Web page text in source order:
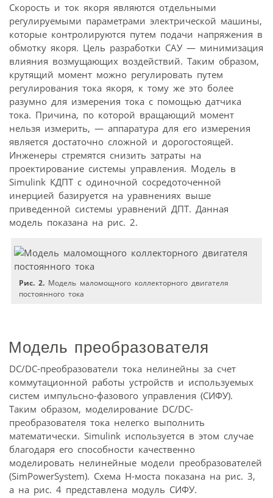
Скорость и ток якоря являются отдельными
регулируемыми параметрами электрической машины,
которые контролируются путем подачи напряжения в
обмотку якоря. Цель разработки САУ — минимизация
влияния возмущающих воздействий. Таким образом,
крутящий момент можно регулировать путем
регулирования тока якоря, к тому же это более
разумно для измерения тока с помощью датчика
тока. Причина, по которой вращающий момент
нельзя измерить, — аппаратура для его измерения
является достаточно сложной и дорогостоящей.
Инженеры стремятся снизить затраты на
проектирование системы управления. Модель в
Simulink КДПТ с одиночной сосредоточенной
инерцией базируется на уравнениях выше
приведенной системы уравнений ДПТ. Данная
модель показана на рис. 2.
Рис. 2. Модель маломощного коллекторного двигателя
постоянного тока
Модель преобразователя
DC/DC-преобразователи тока нелинейны за счет
коммутационной работы устройств и используемых
систем импульсно-фазового управления (СИФУ).
Таким образом, моделирование DC/DC-
преобразователя тока нелегко выполнить
математически. Simulink используется в этом случае
благодаря его способности качественно
моделировать нелинейные модели преобразователей
(SimPowerSystem). Схема H-моста показана на рис. 3,
а на рис. 4 представлена модуль СИФУ.